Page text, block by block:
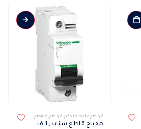
قواطع و أجهزة تحكم, قواطع, قواطع SCHNEIDER
مفتاح قاطع شنايدر 1 فاز 10 كيلو C120N